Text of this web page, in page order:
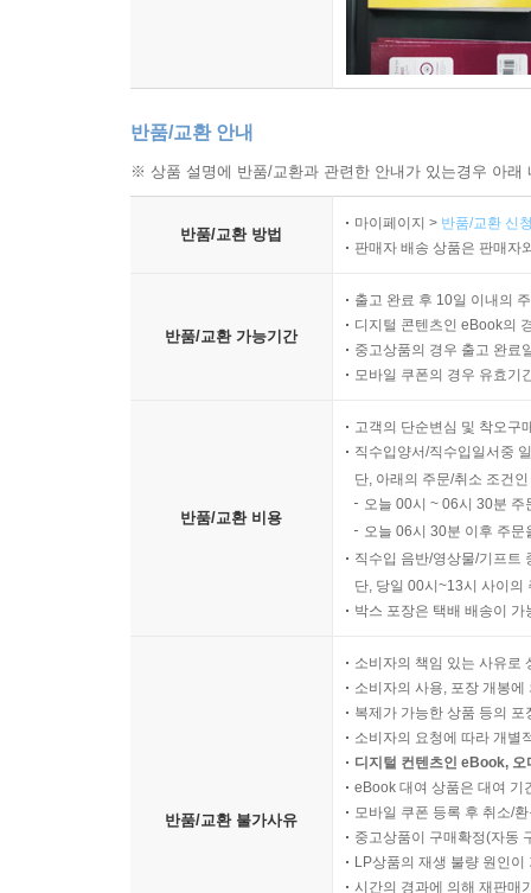
반품/교환 안내
※ 상품 설명에 반품/교환과 관련한 안내가 있는경우 아
반품/교환 방법
마이페이지 > 반품/교환 신
판매자 배송 상품은 판매자
반품/교환 가능기간
출고 완료 후 10일 이내의
디지털 콘텐츠인 eBook의
중고상품의 경우 출고 완료
모바일 쿠폰의 경우 유효기
반품/교환 비용
고객의 단순변심 및 착오구
직수입양서/직수입일서중
단, 아래의 주문/취소 조건
오늘 00시 ~ 06시 30분
오늘 06시 30분 이후 주
직수입 음반/영상물/기프트
단, 당일 00시~13시 사이의
박스 포장은 택배 배송이
반품/교환 불가사유
소비자의 책임 있는 사유로
소비자의 사용, 포장 개봉
복제가 가능한 상품 등의
소비자의 요청에 따라 개별
디지털 컨텐츠인 eBook,
eBook 대여 상품은 대여 기
모바일 쿠폰 등록 후 취소/
중고상품이 구매확정(자동
LP상품의 재생 불량 원인
시간의 경과에 의해 재판매